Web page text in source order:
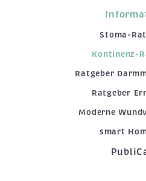
Stoma-
Kontinenz-
Ratgeber
Ratgeber
Moderne
smart